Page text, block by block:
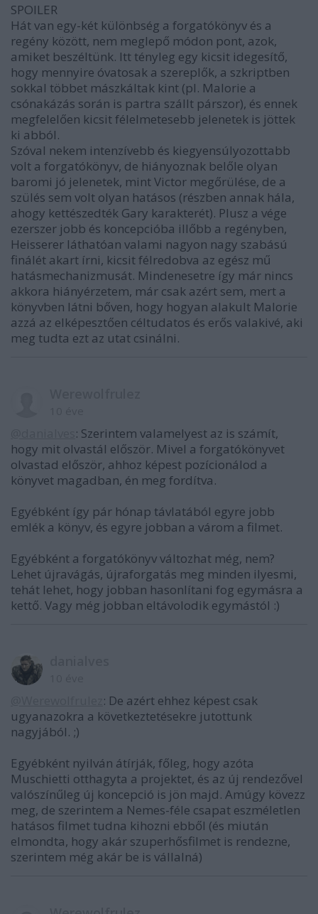
SPOILER
Hát van egy-két különbség a forgatókönyv és a
regény között, nem meglepő módon pont, azok,
amiket beszéltünk. Itt tényleg egy kicsit idegesítő,
hogy mennyire óvatosak a szereplők, a szkriptben
sokkal többet mászkáltak kint (pl. Malorie a
csónakázás során is partra szállt párszor), és ennek
megfelelően kicsit félelmetesebb jelenetek is jöttek
ki abból.
Szóval nekem intenzívebb és kiegyensúlyozottabb
volt a forgatókönyv, de hiányoznak belőle olyan
baromi jó jelenetek, mint Victor megőrülése, de a
szülés sem volt olyan hatásos (részben annak hála,
ahogy kettészedték Gary karakterét). Plusz a vége
ezerszer jobb és koncepcióba illőbb a regényben,
Heisserer láthatóan valami nagyon nagy szabású
finálét akart írni, kicsit félredobva az egész mű
hatásmechanizmusát. Mindenesetre így már nincs
akkora hiányérzetem, már csak azért sem, mert a
könyvben látni bőven, hogy hogyan alakult Malorie
azzá az elképesztően céltudatos és erős valakivé, aki
meg tudta ezt az utat csinálni.
: Szerintem valamelyest az is számít,
hogy mit olvastál először. Mivel a forgatókönyvet
olvastad először, ahhoz képest pozícionálod a
könyvet magadban, én meg fordítva.
Egyébként így pár hónap távlatából egyre jobb
emlék a könyv, és egyre jobban a várom a filmet.
Egyébként a forgatókönyv változhat még, nem?
Lehet újravágás, újraforgatás meg minden ilyesmi,
tehát lehet, hogy jobban hasonlítani fog egymásra a
kettő. Vagy még jobban eltávolodik egymástól :)
: De azért ehhez képest csak
ugyanazokra a következtetésekre jutottunk
nagyjából. ;)
Egyébként nyilván átírják, főleg, hogy azóta
Muschietti otthagyta a projektet, és az új rendezővel
valószínűleg új koncepció is jön majd. Amúgy kövezz
meg, de szerintem a Nemes-féle csapat eszméletlen
hatásos filmet tudna kihozni ebből (és miután
elmondta, hogy akár szuperhősfilmet is rendezne,
szerintem még akár be is vállalná)